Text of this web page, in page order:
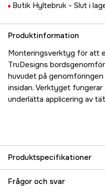
Butik Hyltebruk - Slut i
Produktinformation
Monteringsverktyg för att
TruDesigns
huvudet på
insidan. Verktyget
underlätta applicering av
Produktspecifikationer
Referensnummer
Frågor och svar